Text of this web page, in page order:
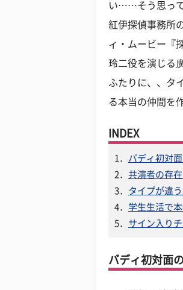
い……そう思って
紅伊探偵事務所
ィ・ムービー『
玲二役を演じる
ふたりに、、タ
る本当の仲間を
INDEX
1． バディ初対
2． 共演者の存
3． タイプが違
4． 学生生活で
5． サイン入り
バディ初対面